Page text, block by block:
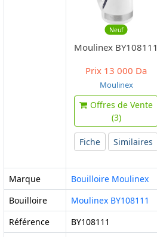
Neuf
Moulinex BY108111
Prix 13 000 Da
Moulinex
Offres de Vente
(3)
Fiche Similaires
Marque Bouilloire Moulinex
Bouilloire
Moulinex BY108111
Référence
BY108111